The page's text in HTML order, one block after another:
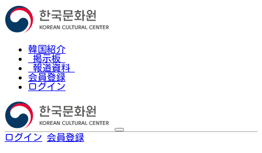
韓国紹介
掲示板
報道資料
会員登録
ログイン
ログイン 会員登録